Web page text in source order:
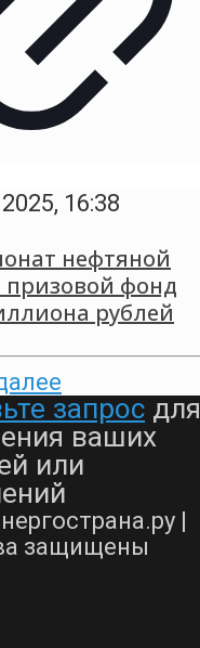
16:38
нефтяной
призовой фонд
рублей
запрос для
ваших
или
|
защищены